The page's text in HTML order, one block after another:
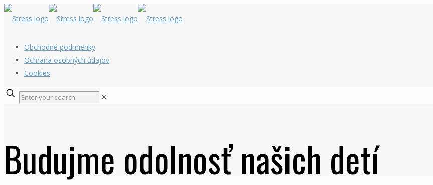
Obchodné podmienky
Ochrana osobných údajov
Cookies
✕
Budujme odolnosť našich detí